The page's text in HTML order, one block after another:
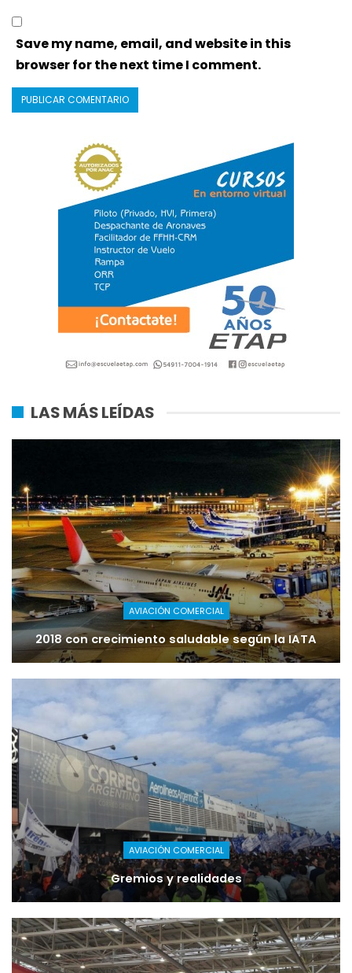
Save my name, email, and website in this
browser for the next time I comment.
LAS MÁS LEÍDAS
AVIACIÓN COMERCIAL
2018 con crecimiento saludable según la IATA
AVIACIÓN COMERCIAL
Gremios y realidades